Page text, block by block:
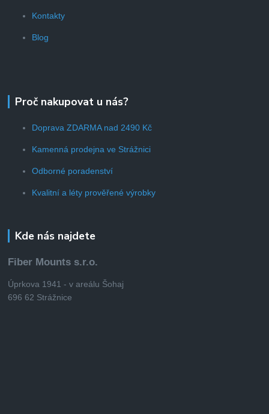
Kontakty
Blog
Proč nakupovat u nás?
Doprava ZDARMA nad 2490 Kč
Kamenná prodejna ve Strážnici
Odborné poradenství
Kvalitní a léty prověřené výrobky
Kde nás najdete
Fiber Mounts s.r.o.
Úprkova 1941 - v areálu Šohaj
696 62 Strážnice